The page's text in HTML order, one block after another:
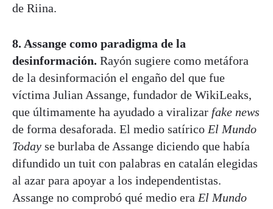
de Riina.
8. Assange como paradigma de la
desinformación. Rayón sugiere como metáfora
de la desinformación el engaño del que fue
víctima Julian Assange, fundador de WikiLeaks,
que últimamente ha ayudado a viralizar fake news
de forma desaforada. El medio satírico El Mundo
Today se burlaba de Assange diciendo que había
difundido un tuit con palabras en catalán elegidas
al azar para apoyar a los independentistas.
Assange no comprobó qué medio era El Mundo